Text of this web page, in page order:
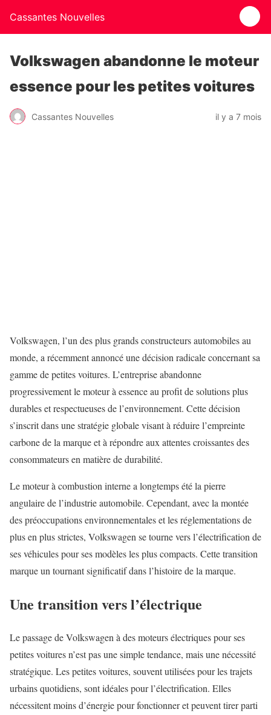
Cassantes Nouvelles
Volkswagen abandonne le moteur
essence pour les petites voitures
Cassantes Nouvelles il y a 7 mois
Volkswagen, l’un des plus grands constructeurs automobiles au
monde, a récemment annoncé une décision radicale concernant sa
gamme de petites voitures. L’entreprise abandonne
progressivement le moteur à essence au profit de solutions plus
durables et respectueuses de l’environnement. Cette décision
s’inscrit dans une stratégie globale visant à réduire l’empreinte
carbone de la marque et à répondre aux attentes croissantes des
consommateurs en matière de durabilité.
Le moteur à combustion interne a longtemps été la pierre
angulaire de l’industrie automobile. Cependant, avec la montée
des préoccupations environnementales et les réglementations de
plus en plus strictes, Volkswagen se tourne vers l’électrification de
ses véhicules pour ses modèles les plus compacts. Cette transition
marque un tournant significatif dans l’histoire de la marque.
Une transition vers l’électrique
Le passage de Volkswagen à des moteurs électriques pour ses
petites voitures n’est pas une simple tendance, mais une nécessité
stratégique. Les petites voitures, souvent utilisées pour les trajets
urbains quotidiens, sont idéales pour l’électrification. Elles
nécessitent moins d’énergie pour fonctionner et peuvent tirer parti